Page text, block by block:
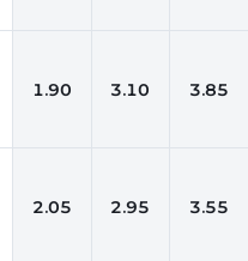
1.90 3.10 3.85
2.05 2.95 3.55